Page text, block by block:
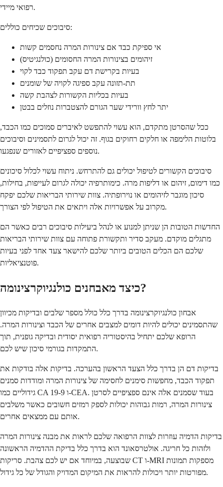
רפואי מיידי.
סיבוכים שכיחים כוללים:
אי ספיקת כבד אם צינורות המרה נחסמים קשות
זיהומים בצינורות המרה החסומים (כולנגיטיס)
בעיות בקרישת דם עקב תפקוד כבד לקוי
תת-תזונה עקב ספיגה לקויה של שומנים
בעיות בכליות הקשורות לצהבת קשה
יתר לחץ וורידי שער הגורם להצטברות נוזלים בבטן
ככל שהסרטן מתקדם, הוא עשוי להתפשט לאיברים סמוכים כמו הכבד,
בלוטות הלימפה או חלקים רחוקים בגוף. זה יכול לגרום לתסמינים וסיבוכים
נוספים ספציפיים לאזורים שנפגעו.
סיבוכים הקשורים לטיפול יכולים גם להתרחש. ניתוח עשוי לכלול סיכונים
כמו דימום, זיהום או דליפות מרה. כימותרפיה יכולה לגרום לעייפות, בחילות,
סיכון מוגבר לזיהומים או נוירופתיה. צוות שירותי הבריאות שלכם יפקח
מקרוב על אפשרויות אלה ויתאים את הטיפול לפי הצורך.
החדשות הטובות הן שניתן למנוע או לנהל ביעילות סיבוכים רבים כאשר הם
מתגלים מוקדם. מעקב סדיר ותקשורת פתוחה עם צוות שירותי הבריאות
שלכם הם הכלים הטובים ביותר שלכם להישאר צעד אחד לפני בעיות
פוטנציאליות.
כיצד מאבחנים כולנגיוקרצינומה?
אבחון כולנגיוקרצינומה בדרך כלל כולל מספר שלבים ובדיקות מכיוון
שהתסמינים יכולים להיות דומים למצבים אחרים של הכבד וצינורות המרה.
הרופא שלכם יתחיל בהיסטוריה רפואית יסודית ובדיקה גופנית, תוך
התמקדות בגורמי סיכון שיש לכם.
בדיקות דם הן בדרך כלל הצעד הראשון בהערכה. בדיקות אלה בודקות את
תפקוד הכבד, מחפשות סימנים לחסימה של צינורות המרה ומודדות סמנים
גידוליים כמו CA 19-9 ו-CEA. בעוד שסמנים אלה אינם ספציפיים לסרטן
צינורות המרה, רמות גבוהות יכולות לספק רמזים חשובים כאשר משלבים
אותם עם ממצאים אחרים.
בדיקות הדמיה עוזרות לצוות הרפואה שלכם לראות את מבנה צינורות המרה
ולזהות כל חריגה. אולטרסאונד הוא בדרך כלל בדיקת ההדמיה הראשונה
שבוצעה, במיוחד אם יש לכם צהבת. סריקות CT ו-MRI מספקות תמונות
מפורטות יותר ויכולות להראות את המיקום המדויק והגודל של כל גידול.